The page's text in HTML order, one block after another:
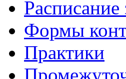
Расписание
Формы
Практики